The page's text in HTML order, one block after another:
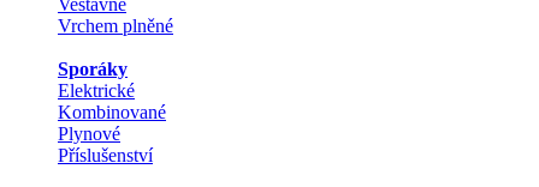
Vestavné
Vrchem plněné
Sporáky
Elektrické
Kombinované
Plynové
Příslušenství